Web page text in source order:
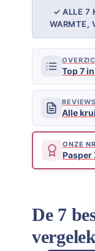
✓ ALLE 7
WARMTE,
Top 7
REVIEWS
Alle
ONZE
Pasper
De 7